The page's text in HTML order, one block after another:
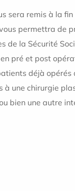
sera remis à la
permettra de
de la Sécurité
pré et post
déjà opérés
à une chirurgie
bien une autre